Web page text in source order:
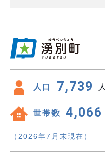
人口 7,739 人
世帯数 4,066
（2026年7月末現在）